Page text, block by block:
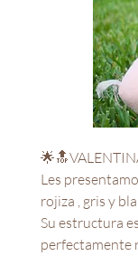
Les
rojiza , gris y
Su estructura
perfectamente